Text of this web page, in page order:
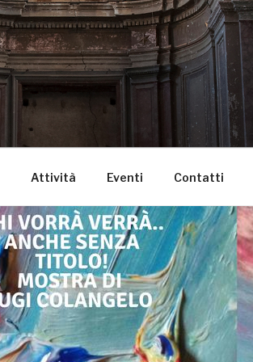
Attività Eventi Contatti